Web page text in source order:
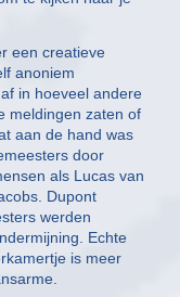
een creatieve
anoniem
in hoeveel andere
meldingen zaten of
aan de hand was
door
als Lucas van
Dupont
werden
Echte
is meer